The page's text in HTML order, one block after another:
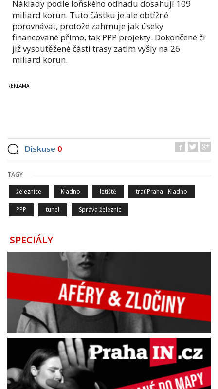
Náklady podle loňského odhadu dosahují 109
miliard korun. Tuto částku je ale obtížné
porovnávat, protože zahrnuje jak úseky
financované přímo, tak PPP projekty. Dokončené či
již vysoutěžené části trasy zatím vyšly na 26
miliard korun.
Diskuse 0
TAGY
železnice Kladno letiště trať Praha - Kladno
PPP tunel Správa železnic
SPECIÁLY